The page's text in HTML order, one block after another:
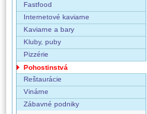
Fastfood
Internetové kaviarne
Kaviarne a bary
Kluby, puby
Pizzérie
Pohostinstvá
Reštaurácie
Vinárne
Zábavné podniky